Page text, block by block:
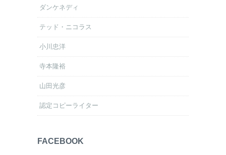
ダンケネディ
テッド・ニコラス
小川忠洋
寺本隆裕
山田光彦
認定コピーライター
FACEBOOK